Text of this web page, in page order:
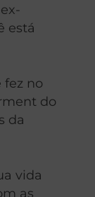
está
fez no
do
da
vida
as